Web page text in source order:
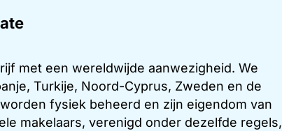
met een wereldwijde aanwezigheid. We
Turkije, Noord-Cyprus, Zweden en de
fysiek beheerd en zijn eigendom van
makelaars, verenigd onder dezelfde regels,